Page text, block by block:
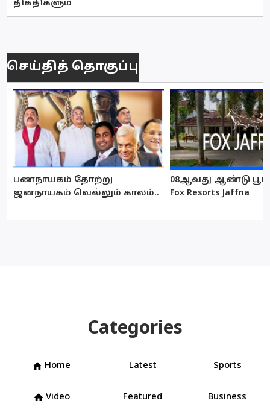
திகதிகளும்
செய்தித் தொகுப்பு
பணநாயகம் தோற்று
ஜனநாயகம் வெல்லும் காலம்..
08ஆவது ஆண்டு
Fox Resorts Jaffna
Categories
home Home Latest Sports
home Video Featured Business